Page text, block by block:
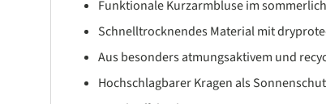
Funktionale Kurzarmbluse im
Schnelltrocknendes Material mit
Aus besonders atmungsaktivem und
Hochschlagbarer Kragen als